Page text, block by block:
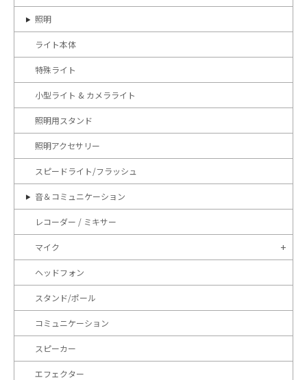
照明
ライト本体
特殊ライト
小型ライト & カメラライト
照明用スタンド
照明アクセサリー
スピードライト/フラッシュ
音＆コミュニケーション
レコーダー / ミキサー
マイク
ヘッドフォン
スタンド/ポール
コミュニケーション
スピーカー
エフェクター